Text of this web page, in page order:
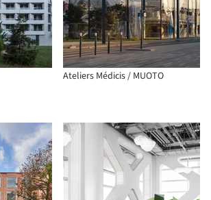
Ateliers Médicis / MUOTO